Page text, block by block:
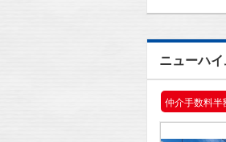
ニューハ
仲介手数料半